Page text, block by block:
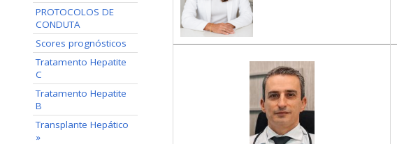
PROTOCOLOS DE
CONDUTA
Scores prognósticos
Tratamento Hepatite
C
Tratamento Hepatite
B
Transplante Hepático
»